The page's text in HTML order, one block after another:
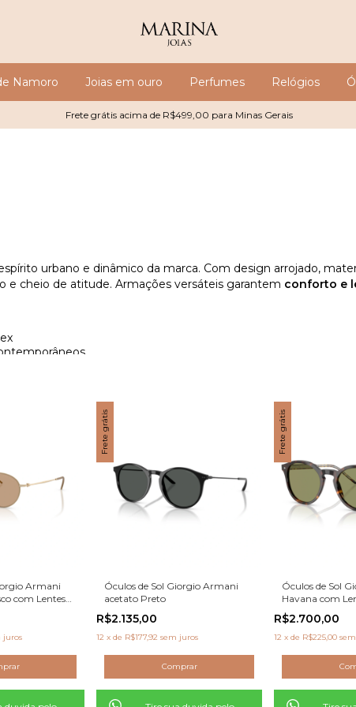
Namoro Joias em ouro Perfumes Relógios
Frete grátis acima de R$499,00 para Minas Gerais
da marca. Com design arrojado, materiais resistentes e toque moderno, os modelos
são ideais para quem busca um visual atualizado e cheio de atitude. Armações versáteis garantem conforto e
e estilo
Marina Joias e descubra o equilíbrio perfeito
Armani
com Lentes
juros
Frete grátis
Óculos de Sol Giorgio Armani
acetato Preto
R$2.135,00
12 x de R$177,92 sem juros
Frete grátis
Óculos de Sol
Havana com
R$2.700,00
12 x de R$225,00